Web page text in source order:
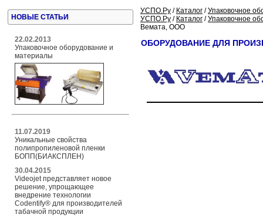
НОВЫЕ СТАТЬИ
22.02.2013
Упаковочное оборудование и
материалы
11.07.2019
Уникальные свойства
полипропиленовой пленки
БОПП(БИАКСПЛЕН)
30.04.2015
Videojet представляет новое
решение, упрощающее
внедрение технологии
Codentify® для производителей
табачной продукции
УСПО.Ру / Каталог /Упаковочное
УСПО.Ру / Каталог /Упаковочное
Вемата, ООО
ОБОРУДОВАНИЕ ДЛЯ